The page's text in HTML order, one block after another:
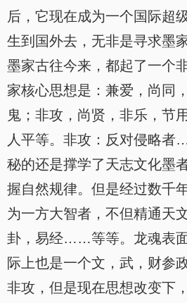
后，它现在成为一个国际超
生到国外去，无非是寻求墨
墨家古往今来，都起了一个
家核心思想是：兼爱，尚同
鬼；非攻，尚贤，非乐，节
人平等。非攻：反对侵略
秘的还是撑学了天志文化墨
握自然规律。但是经过数千
为一方大智者，不但精通天
卦，易经……等等。龙魂表
际上也是一个文，武，财参
非攻，但是现在思想改变下